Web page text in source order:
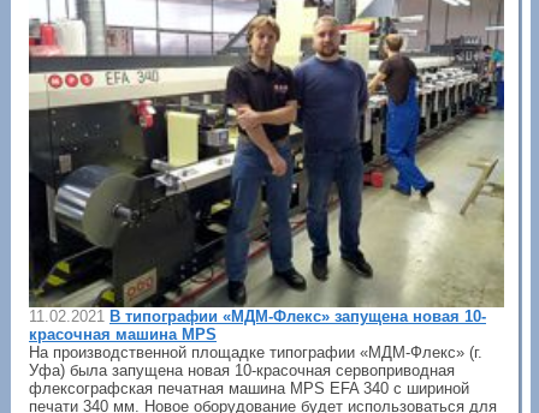
11.02.2021 В типографии «МДМ-Флекс» запущена новая 10-
красочная машина MPS
На производственной площадке типографии «МДМ-Флекс» (г.
Уфа) была запущена новая 10-красочная сервоприводная
флексографская печатная машина MPS EFA 340 с шириной
печати 340 мм. Новое оборудование будет использоваться для